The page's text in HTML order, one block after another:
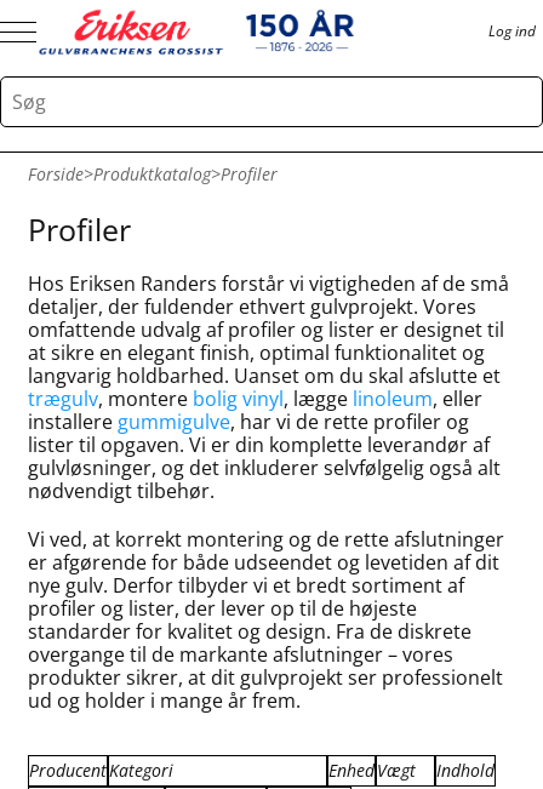
Log ind
Forside>Produktkatalog>Profiler
Profiler
Hos Eriksen Randers forstår vi vigtigheden af de små
detaljer, der fuldender ethvert gulvprojekt. Vores
omfattende udvalg af profiler og lister er designet til
at sikre en elegant finish, optimal funktionalitet og
langvarig holdbarhed. Uanset om du skal afslutte et
trægulv, montere bolig vinyl, lægge linoleum, eller
installere gummigulve, har vi de rette profiler og
lister til opgaven. Vi er din komplette leverandør af
gulvløsninger, og det inkluderer selvfølgelig også alt
nødvendigt tilbehør.
Vi ved, at korrekt montering og de rette afslutninger
er afgørende for både udseendet og levetiden af dit
nye gulv. Derfor tilbyder vi et bredt sortiment af
profiler og lister, der lever op til de højeste
standarder for kvalitet og design. Fra de diskrete
overgange til de markante afslutninger – vores
produkter sikrer, at dit gulvprojekt ser professionelt
ud og holder i mange år frem.
ProducentKategori
EnhedVægt
Indhold